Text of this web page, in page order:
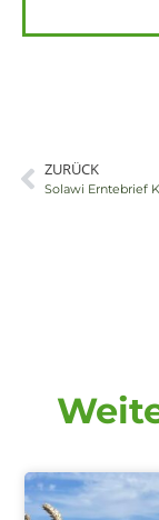
ZURÜCK
Solawi Erntebrief
Externer Link